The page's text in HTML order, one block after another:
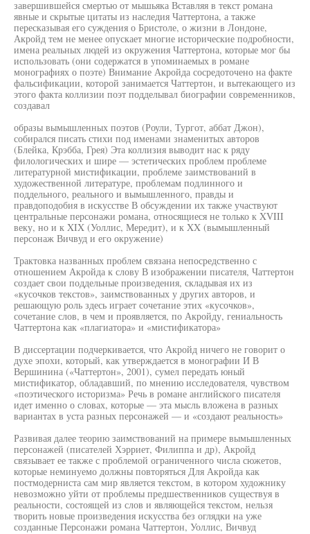
завершившейся смертью от мышьяка Вставляя в текст романа
явные и скрытые цитаты из наследия Чаттертона, а также
пересказывая его суждения о Бристоле, о жизни в Лондоне,
Акройд тем не менее опускает многие исторические подробности,
имена реальных людей из окружения Чаттертона, которые мог бы
использовать (они содержатся в упоминаемых в романе
монографиях о поэте) Внимание Акройда сосредоточено на факте
фальсификации, которой занимается Чаттертон, и вытекающего из
этого факта коллизии поэт подделывал биографии современников,
создавал
образы вымышленных поэтов (Роули, Тургот, аббат Джон),
собирался писать стихи под именами знаменитых авторов
(Блейка, Крэбба, Грея) Эта коллизия выводит нас к ряду
филологических и шире — эстетических проблем проблеме
литературной мистификации, проблеме заимствований в
художественной литературе, проблемам подлинного и
поддельного, реального и вымышленного, правды и
правдоподобия в искусстве В обсуждении их также участвуют
центральные персонажи романа, относящиеся не только к XVIII
веку, но и к XIX (Уоллис, Мередит), и к XX (вымышленный
персонаж Вичвуд и его окружение)
Трактовка названных проблем связана непосредственно с
отношением Акройда к слову В изображении писателя, Чаттертон
создает свои поддельные произведения, складывая их из
«кусочков текстов», заимствованных у других авторов, и
решающую роль здесь играет сочетание этих «кусочков»,
сочетание слов, в чем и проявляется, по Акройду, гениальность
Чаттертона как «плагиатора» и «мистификатора»
В диссертации подчеркивается, что Акройд ничего не говорит о
духе эпохи, который, как утверждается в монографии И В
Вершинина («Чаттертон», 2001), сумел передать юный
мистификатор, обладавший, по мнению исследователя, чувством
«поэтического историзма» Речь в романе английского писателя
идет именно о словах, которые — эта мысль вложена в разных
вариантах в уста разных персонажей — и «создают реальность»
Развивая далее теорию заимствований на примере вымышленных
персонажей (писателей Хэрриет, Филиппа и др), Акройд
связывает ее также с проблемой ограниченного числа сюжетов,
которые неминуемо должны повторяться Для Акройда как
постмодерниста сам мир является текстом, в котором художнику
невозможно уйти от проблемы предшественников существуя в
реальности, состоящей из слов и являющейся текстом, нельзя
творить новые произведения искусства без оглядки на уже
созданные Персонажи романа Чаттертон, Уоллис, Вичвуд